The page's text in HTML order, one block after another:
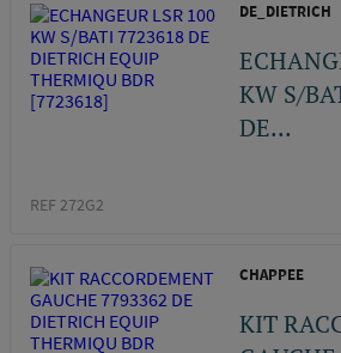
DE_DIETRICH
KW S/
DE...
REF 272G2
CHAPPEE
KIT